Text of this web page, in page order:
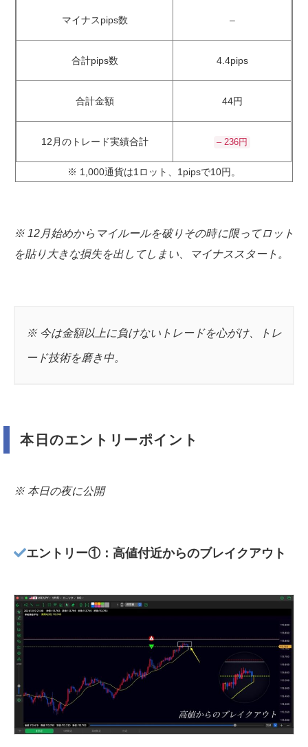
マイナスpips数 –
合計pips数 4.4pips
合計金額 44円
12月のトレード実績合計 – 236円
※ 1,000通貨は1ロット、1pipsで10円。
※ 12月始めからマイルールを破りその時に限ってロット
を貼り大きな損失を出してしまい、マイナススタート。
※ 今は金額以上に負けないトレードを心がけ、トレ
ード技術を磨き中。
本日のエントリーポイント
※ 本日の夜に公開
エントリー①：高値付近からのブレイクアウト